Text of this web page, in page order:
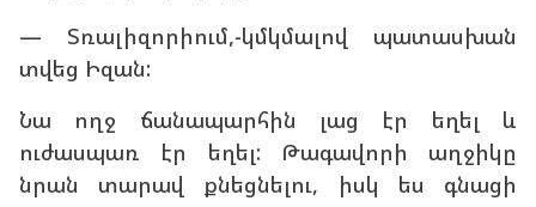
— Տռալիզորիում,-կմկմալով պատասխան
տվեց Իզան:
Նա ողջ ճանապարհին լաց էր եղել և
ուժասպառ էր եղել: Թագավորի աղջիկը
նրան տարավ քնեցնելու, իսկ ես գնացի